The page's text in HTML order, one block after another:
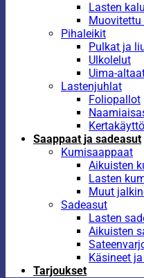
Lasten
Pihaleikit
Pulkat ja
Ulkolelut
Uima-
Lastenjuhlat
Foliopallot
Saappaat ja sadeasut
Kumisaappaat
Aikuisten
Lasten
Muut
Sadeasut
Lasten
Aikuisten
Käsineet
Tarjoukset